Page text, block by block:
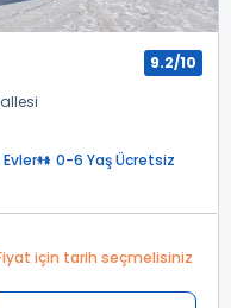
9.2/10
0-6 Yaş Ücretsiz
için tarih seçmelisiniz